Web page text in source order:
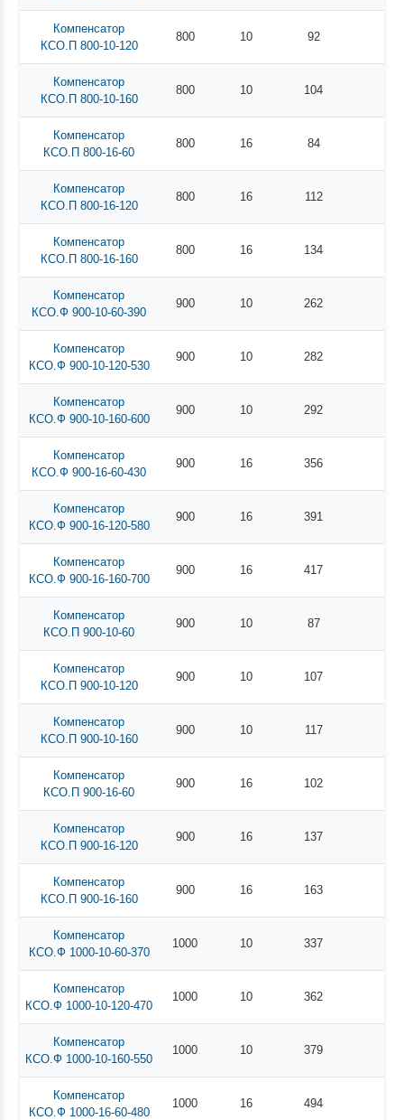
Компенсатор
КСО.П 800-10-120
800 10 92
Компенсатор
КСО.П 800-10-160
800 10 104
Компенсатор
КСО.П 800-16-60
800 16 84
Компенсатор
КСО.П 800-16-120
800 16 112
Компенсатор
КСО.П 800-16-160
800 16 134
Компенсатор
КСО.Ф 900-10-60-390
900 10 262
Компенсатор
КСО.Ф 900-10-120-530
900 10 282
Компенсатор
КСО.Ф 900-10-160-600
900 10 292
Компенсатор
КСО.Ф 900-16-60-430
900 16 356
Компенсатор
КСО.Ф 900-16-120-580
900 16 391
Компенсатор
КСО.Ф 900-16-160-700
900 16 417
Компенсатор
КСО.П 900-10-60
900 10 87
Компенсатор
КСО.П 900-10-120
900 10 107
Компенсатор
КСО.П 900-10-160
900 10 117
Компенсатор
КСО.П 900-16-60
900 16 102
Компенсатор
КСО.П 900-16-120
900 16 137
Компенсатор
КСО.П 900-16-160
900 16 163
Компенсатор
КСО.Ф 1000-10-60-370
1000 10 337
Компенсатор
КСО.Ф 1000-10-120-470
1000 10 362
Компенсатор
КСО.Ф 1000-10-160-550
1000 10 379
Компенсатор
КСО.Ф 1000-16-60-480
1000 16 494